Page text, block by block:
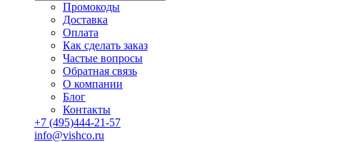
Промокоды
Доставка
Оплата
Как сделать заказ
Частые вопросы
Обратная связь
О компании
Блог
Контакты
+7 (495)444-21-57
info@vishco.ru